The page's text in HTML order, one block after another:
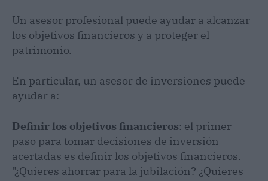
Un asesor profesional puede ayudar a alcanzar
los objetivos financieros y a proteger el
patrimonio.
En particular, un asesor de inversiones puede
ayudar a:
Definir los objetivos financieros: el primer
paso para tomar decisiones de inversión
acertadas es definir los objetivos financieros.
"¿Quieres ahorrar para la jubilación? ¿Quieres